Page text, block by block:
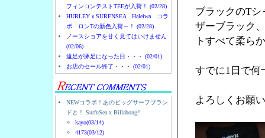
フィンコンテストTEEが入荷！ (02/28)
HURLEYｘSURFNSEA Haleiwa コラ
ボ ロンTの新色入荷～！ (02/28)
ノースショアを甘く見てはいけません
(02/06)
遠足が豚足になった日・・・ (02/01)
お店のセール終了・・・ (02/01)
NEWコラボ！あのビッグサーフブラン
ドと！ SurfnSea x Billabong!!
kayo(03/14)
4173(03/12)
ブラックのT
ザーブラック
トすべて柔ら
すでに1日で何
よろしくお願